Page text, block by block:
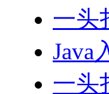
一头
Java
一头